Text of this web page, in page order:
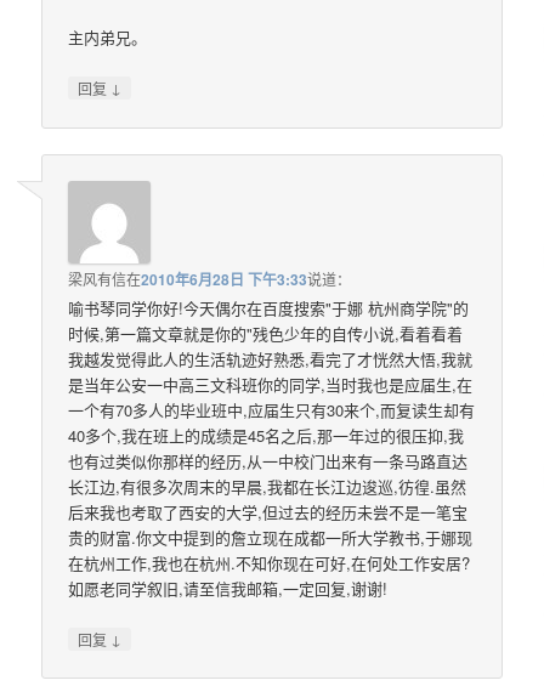
主内弟兄。
回复 ↓
梁风有信在2010年6月28日 下午3:33说道：
喻书琴同学你好!今天偶尔在百度搜索"于娜 杭州商学院"的
时候,第一篇文章就是你的"残色少年的自传小说,看着看着
我越发觉得此人的生活轨迹好熟悉,看完了才恍然大悟,我就
是当年公安一中高三文科班你的同学,当时我也是应届生,在
一个有70多人的毕业班中,应届生只有30来个,而复读生却有
40多个,我在班上的成绩是45名之后,那一年过的很压抑,我
也有过类似你那样的经历,从一中校门出来有一条马路直达
长江边,有很多次周末的早晨,我都在长江边逡巡,彷徨.虽然
后来我也考取了西安的大学,但过去的经历未尝不是一笔宝
贵的财富.你文中提到的詹立现在成都一所大学教书,于娜现
在杭州工作,我也在杭州.不知你现在可好,在何处工作安居?
如愿老同学叙旧,请至信我邮箱,一定回复,谢谢!
回复 ↓